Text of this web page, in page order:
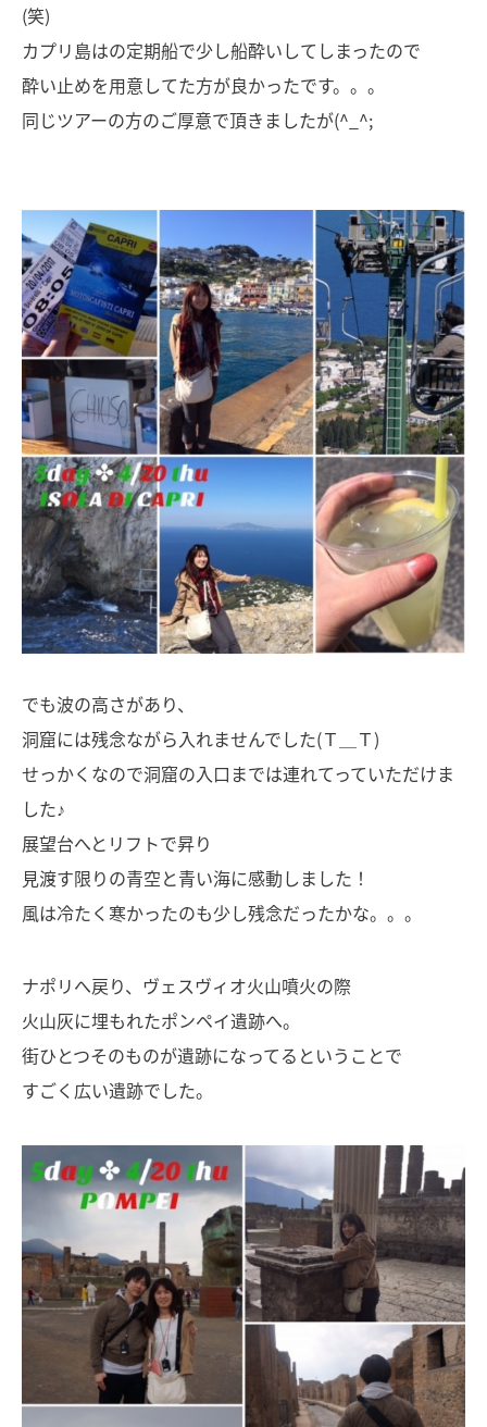
(笑)
カプリ島はの定期船で少し船酔いしてしまったので
酔い止めを用意してた方が良かったです。。。
同じツアーの方のご厚意で頂きましたが(^_^;
でも波の高さがあり、
洞窟には残念ながら入れませんでした(Ｔ＿Ｔ)
せっかくなので洞窟の入口までは連れてっていただけま
した♪
展望台へとリフトで昇り
見渡す限りの青空と青い海に感動しました！
風は冷たく寒かったのも少し残念だったかな。。。
ナポリへ戻り、ヴェスヴィオ火山噴火の際
火山灰に埋もれたポンペイ遺跡へ。
街ひとつそのものが遺跡になってるということで
すごく広い遺跡でした。